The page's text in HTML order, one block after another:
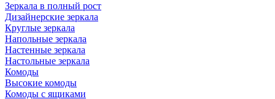
Зеркала в полный рост
Дизайнерские зеркала
Круглые зеркала
Напольные зеркала
Настенные зеркала
Настольные зеркала
Комоды
Высокие комоды
Комоды с ящиками